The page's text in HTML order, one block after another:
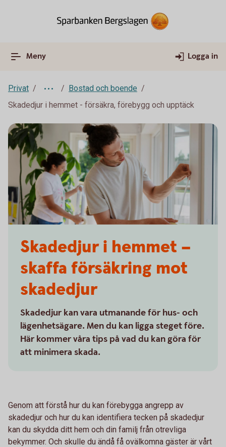
Meny Logga in
Privat
Bostad och boende
Skadedjur i hemmet - försäkra, förebygg och upptäck
Skadedjur i hemmet –
skaffa försäkring mot
skadedjur
Skadedjur kan vara utmanande för hus- och
lägenhetsägare. Men du kan ligga steget före.
Här kommer våra tips på vad du kan göra för
att minimera skada.
Genom att förstå hur du kan förebygga angrepp av
skadedjur och hur du kan identifiera tecken på skadedjur
kan du skydda ditt hem och din familj från otrevliga
bekymmer. Och skulle du ändå få ovälkomna gäster är vårt